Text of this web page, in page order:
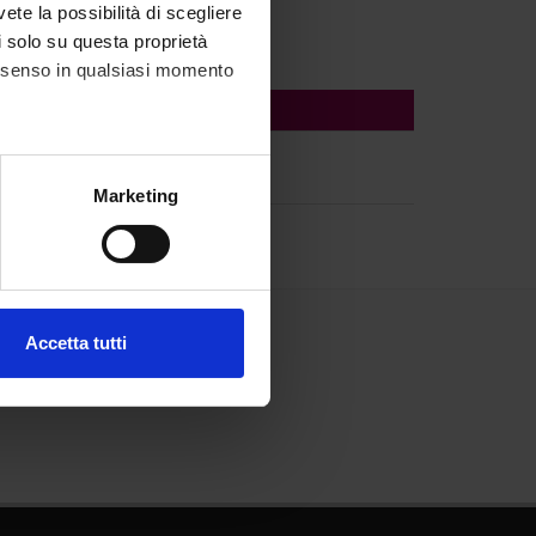
la possibilità di scegliere
su questa proprietà
in qualsiasi momento
metro,
che hai fornito loro o
Marketing
Accetta tutti